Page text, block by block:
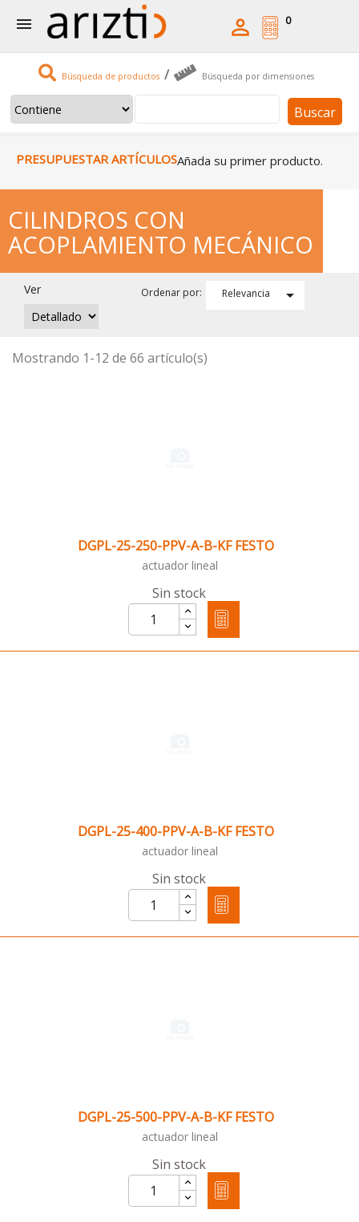
 
Búsqueda de productos / Búsqueda por dimensiones
Buscar
0
PRESUPUESTAR ARTÍCULOSAñada su primer producto.
CILINDROS CON
ACOPLAMIENTO MECÁNICO
Ver Ordenar por: Relevancia 
Mostrando 1-12 de 66 artículo(s)
DGPL-25-250-PPV-A-B-KF FESTO
actuador lineal
Sin stock
DGPL-25-400-PPV-A-B-KF FESTO
actuador lineal
Sin stock
DGPL-25-500-PPV-A-B-KF FESTO
actuador lineal
Sin stock